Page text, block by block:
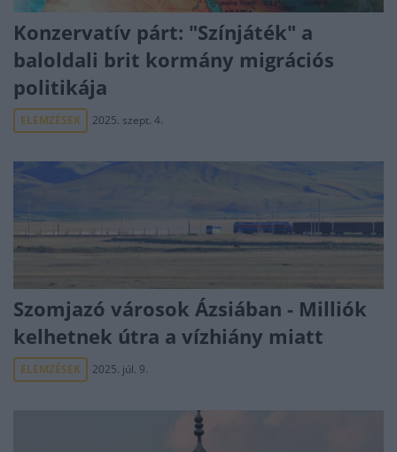
Konzervatív párt: "Színjáték" a
baloldali brit kormány migrációs
politikája
ELEMZÉSEK 2025. szept. 4.
Szomjazó városok Ázsiában - Milliók
kelhetnek útra a vízhiány miatt
ELEMZÉSEK 2025. júl. 9.